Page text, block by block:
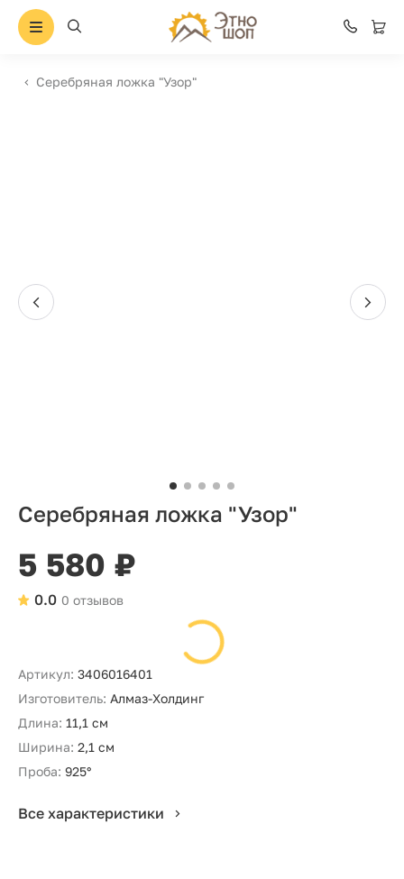
Серебряная ложка "Узор"
Серебряная ложка "Узор"
5 580 ₽
0 отзывов
0.0
Артикул: 3406016401
Изготовитель: Алмаз-Холдинг
Длина: 11,1 см
Ширина: 2,1 см
Проба: 925°
Все характеристики